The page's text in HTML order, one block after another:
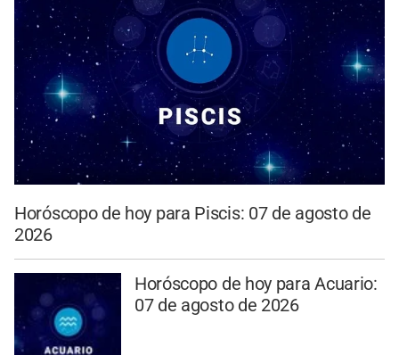
Horóscopo de hoy para Piscis: 07 de agosto de
2026
Horóscopo de hoy para Acuario:
07 de agosto de 2026